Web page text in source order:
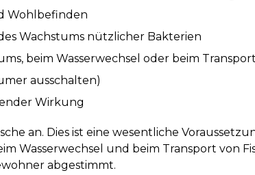
Wohlbefinden
Wachstums nützlicher Bakterien
beim Wasserwechsel oder beim
ausschalten)
Wirkung
an. Dies ist eine wesentliche
Wasserwechsel und beim Transport von
abgestimmt.